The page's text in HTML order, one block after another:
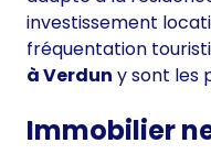
investissement
fréquentation
à Verdun y sont les
Immobilier